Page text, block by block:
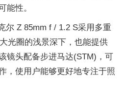
能性。
尔 Z 85mm f / 1.2 S采用多重
光圈的浅景深下，也能提供
镜头配备步进马达(STM)，可
，使用户能够更好地专注于照